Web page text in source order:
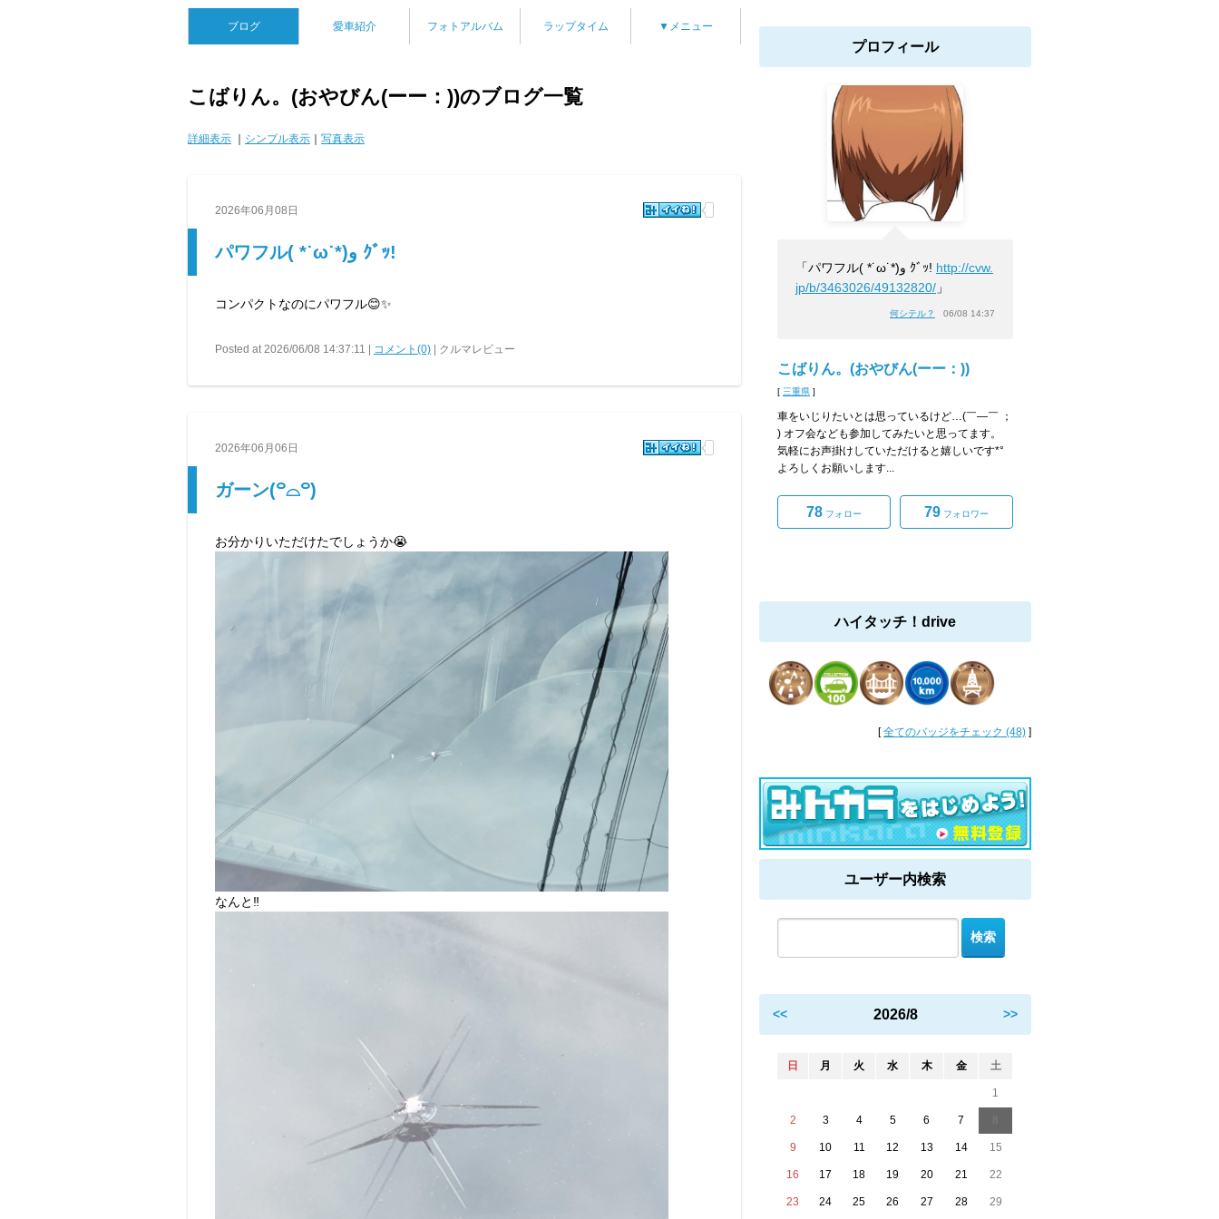
ブログ 愛車紹介 フォトアルバム ラップタイム ▼メニュー
こばりん。(おやびん(ーー：))のブログ一覧
詳細表示 シンプル表示 写真表示
2026年06月08日
パワフル( *˙ω˙*)و ｸﾞｯ!
コンパクトなのにパワフル😊✨
Posted at 2026/06/08 14:37:11 | コメント(0) | クルマレビュー
2026年06月06日
ガーン(꒪⌓꒪)
お分かりいただけたでしょうか😭
なんと‼️
プロフィール
「パワフル( *˙ω˙*)و ｸﾞｯ! http://cvw.
jp/b/3463026/49132820/ 」
何シテル？ 06/08 14:37
こばりん。(おやびん(ーー：))
[ 三重県 ]
車をいじりたいとは思っているけど…(￣―￣ ；
) オフ会なども参加してみたいと思ってます。
気軽にお声掛けしていただけると嬉しいです*°
よろしくお願いします...
78 フォロー 79 フォロワー
ハイタッチ！drive
[全てのバッジをチェック (48) ]
ユーザー内検索
<< 2026/8 >>
日 月 火 水 木 金 土
1
2 3 4 5 6 7
9 10 11 12 13 14 15
16 17 18 19 20 21 22
23 24 25 26 27 28 29